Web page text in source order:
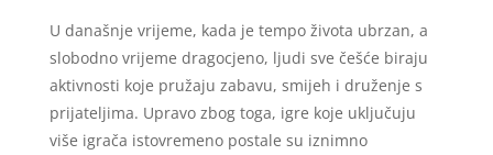
U današnje vrijeme, kada je tempo života ubrzan, a
slobodno vrijeme dragocjeno, ljudi sve češće biraju
aktivnosti koje pružaju zabavu, smijeh i druženje s
prijateljima. Upravo zbog toga, igre koje uključuju
više igrača istovremeno postale su iznimno